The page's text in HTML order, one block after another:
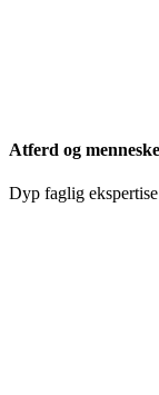
Atferd og
Dyp faglig